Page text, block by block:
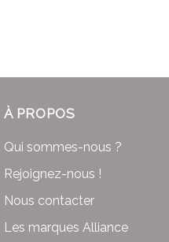
À PROPOS
Qui sommes-nous ?
Rejoignez-nous !
Nous contacter
Les marques Alliance